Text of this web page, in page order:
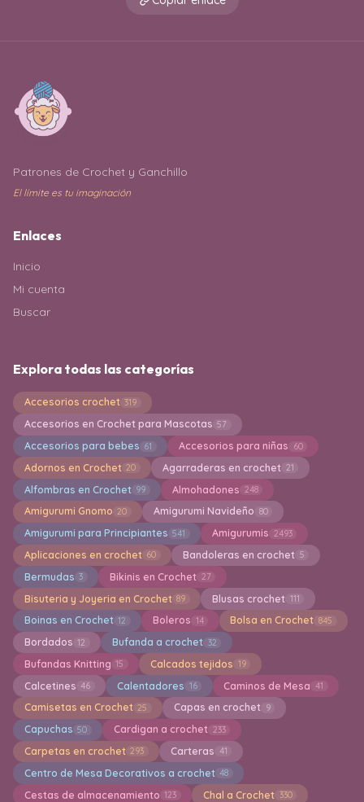
Patrones de Crochet y Ganchillo
El límite es tu imaginación
Enlaces
Inicio
Mi cuenta
Buscar
Explora todas las categorías
Accesorios crochet 319
Accesorios en Crochet para Mascotas 57
Accesorios para bebes 61 Accesorios para niñas 60
Adornos en Crochet 20 Agarraderas en crochet 21
Alfombras en Crochet 99 Almohadones 248
Amigurumi Gnomo 20 Amigurumi Navideño 80
Amigurumi para Principiantes 541 Amigurumis 2493
Aplicaciones en crochet 60 Bandoleras en crochet 5
Bermudas 3 Bikinis en Crochet 27
Bisuteria y Joyeria en Crochet 89 Blusas crochet 111
Boinas en Crochet 12 Boleros 14 Bolsa en Crochet 845
Bordados 12 Bufanda a crochet 32
Bufandas Knitting 15 Calcados tejidos 19
Calcetines 46 Calentadores 16 Caminos de Mesa 41
Camisetas en Crochet 25 Capas en crochet 9
Capuchas 50 Cardigan a crochet 233
Carpetas en crochet 293 Carteras 41
Centro de Mesa Decorativos a crochet 48
Cestas de almacenamiento 123 Chal a Crochet 330